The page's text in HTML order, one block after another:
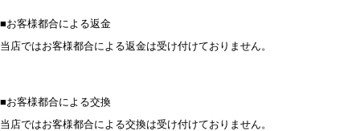
■お客様都合による返金
当店ではお客様都合による返金は受け付けておりません。
■お客様都合による交換
当店ではお客様都合による交換は受け付けておりません。